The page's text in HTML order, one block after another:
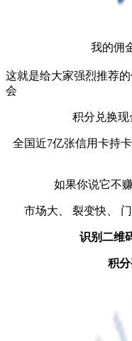
我的佣
这就是给大家强烈推荐
会
积分兑换现
全国近7亿张信用卡持
如果你说它不
市场大、 裂变快、
识别二维
积分